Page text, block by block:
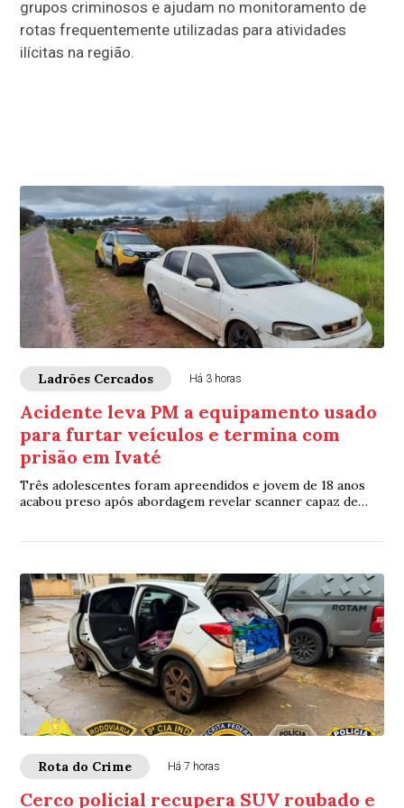
grupos criminosos e ajudam no monitoramento de
rotas frequentemente utilizadas para atividades
ilícitas na região.
Ladrões Cercados Há 3 horas
Acidente leva PM a equipamento usado
para furtar veículos e termina com
prisão em Ivaté
Três adolescentes foram apreendidos e jovem de 18 anos
acabou preso após abordagem revelar scanner capaz de
Rota do Crime Há 7 horas
Cerco policial recupera SUV roubado e